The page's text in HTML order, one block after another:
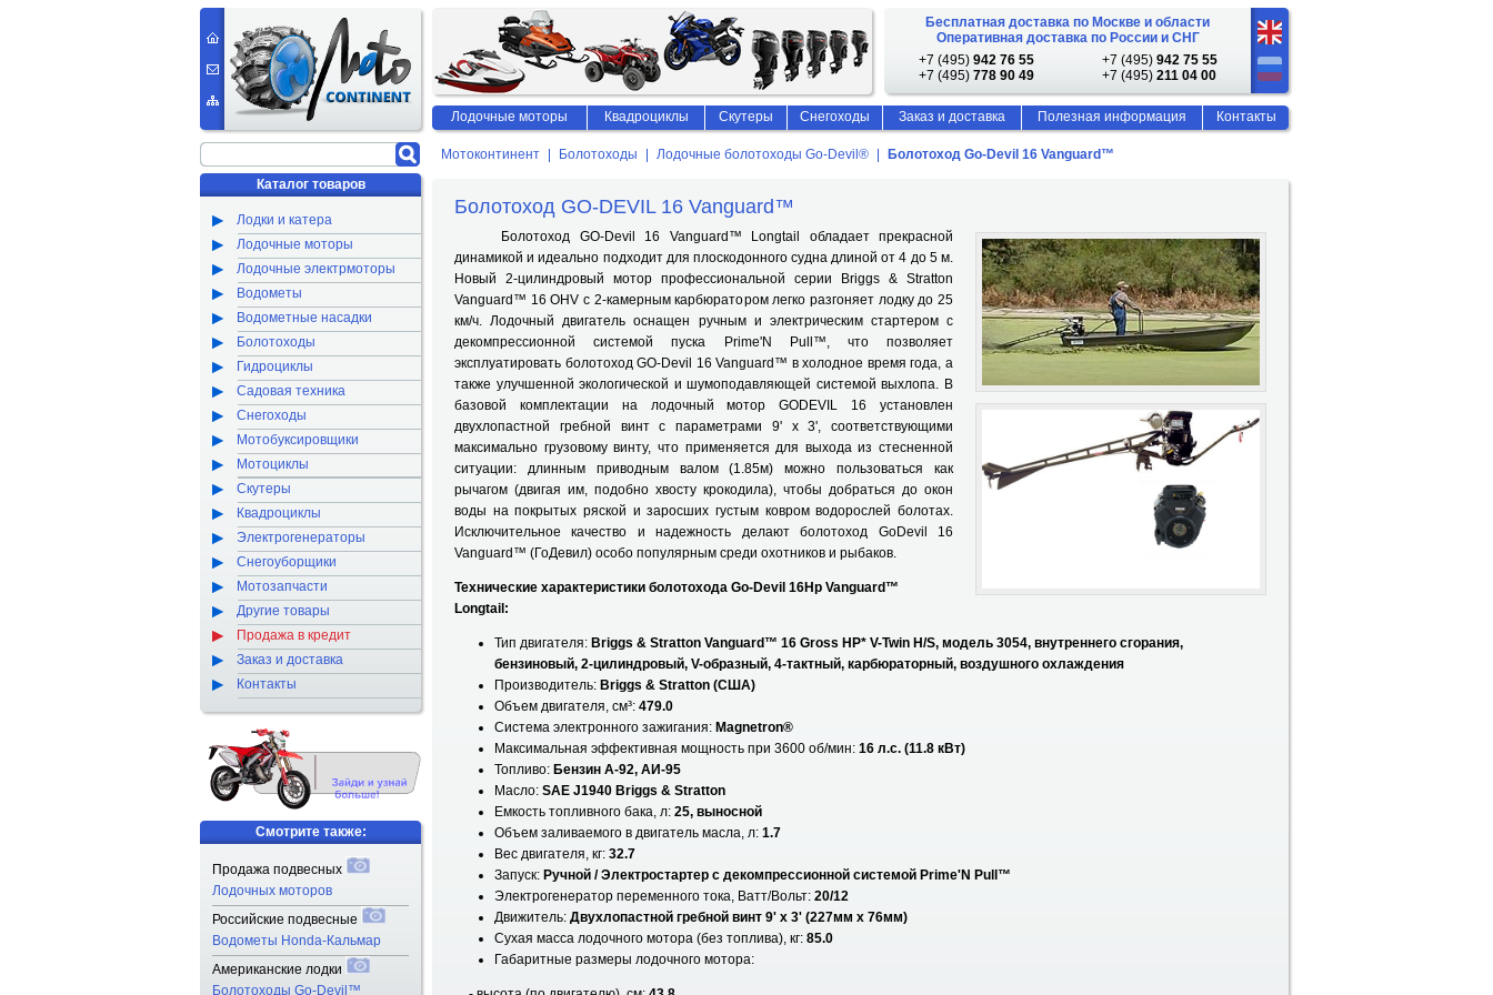
Мотоконтинент Болотоходы Лодочные болотоходы Go-Devil® Болотоход Go-Devil 16 Vanguard™
Болотоход GO-DEVIL 16 Vanguard™
Болотоход GO-Devil 16 Vanguard™ Longtail обладает прекрасной
динамикой и идеально подходит для плоскодонного судна длиной от 4 до 5 м.
Новый 2-цилиндровый мотор профессиональной серии Briggs & Stratton
Vanguard™ 16 OHV с 2-камерным карбюратором легко разгоняет лодку до 25
км/ч. Лодочный двигатель оснащен ручным и электрическим стартером с
декомпрессионной системой пуска Prime'N Pull™, что позволяет
эксплуатировать болотоход GO-Devil 16 Vanguard™ в холодное время года, а
также улучшенной экологической и шумоподавляющей системой выхлопа. В
базовой комплектации на лодочный мотор GODEVIL 16 установлен
двухлопастной гребной винт с параметрами 9' x 3', соответствующими
максимально грузовому винту, что применяется для выхода из стесненной
ситуации: длинным приводным валом (1.85м) можно пользоваться как
рычагом (двигая им, подобно хвосту крокодила), чтобы добраться до окон
воды на покрытых ряской и заросших густым ковром водорослей болотах.
Исключительное качество и надежность делают болотоход GoDevil 16
Vanguard™ (ГоДевил) особо популярным среди охотников и рыбаков.
Технические характеристики болотохода Go-Devil 16Hp Vanguard™
Longtail:
Тип двигателя: Briggs & Stratton Vanguard™ 16 Gross HP* V-Twin Н/S, модель 3054, внутреннего сгорания,
бензиновый, 2-цилиндровый, V-образный, 4-тактный, карбюраторный, воздушного охлаждения
Производитель: Briggs & Stratton (США)
Объем двигателя, см³: 479.0
Система электронного зажигания: Magnetron®
Максимальная эффективная мощность при 3600 об/мин: 16 л.с. (11.8 кВт)
Топливо: Бензин А-92, АИ-95
Масло: SAE J1940 Briggs & Stratton
Емкость топливного бака, л: 25, выносной
Объем заливаемого в двигатель масла, л: 1.7
Вес двигателя, кг: 32.7
Запуск: Ручной / Электростартер с декомпрессионной системой Prime'N Pull™
Электрогенератор переменного тока, Ватт/Вольт: 20/12
Движитель: Двухлопастной гребной винт 9' х 3' (227мм x 76мм)
Сухая масса лодочного мотора (без топлива), кг: 85.0
Габаритные размеры лодочного мотора:
Каталог товаров
Лодки и катера
Лодочные моторы
Лодочные электрмоторы
Водометы
Водометные насадки
Болотоходы
Гидроциклы
Садовая техника
Снегоходы
Мотобуксировщики
Мотоциклы
Скутеры
Квадроциклы
Электрогенераторы
Снегоуборщики
Мотозапчасти
Другие товары
Продажа в кредит
Заказ и доставка
Контакты
Смотрите также:
Продажа подвесных
Лодочных моторов
Российские подвесные
Водометы Honda-Кальмар
Американские лодки
Болотоходы Go-Devil™
Бесплатная доставка по Москве и области
Оперативная доставка по России и СНГ
+7 (495) 942 76 55 +7 (495) 942 75 55
+7 (495) 778 90 49 +7 (495) 211 04 00
Лодочные моторы Квадроциклы Скутеры Снегоходы Заказ и доставка Полезная информация Контакты